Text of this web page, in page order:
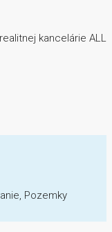
kancelárie ALL
Pozemky